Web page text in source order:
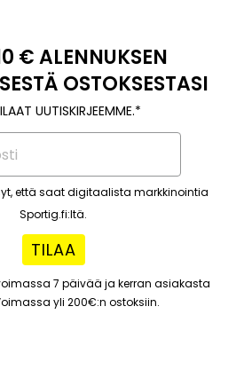
€ ALENNUKSEN
OSTOKSESTASI
UUTISKIRJEEMME.*
että saat digitaalista markkinointia
Sportig.fi:ltä.
TILAA
7 päivää ja kerran asiakasta
yli 200€:n ostoksiin.